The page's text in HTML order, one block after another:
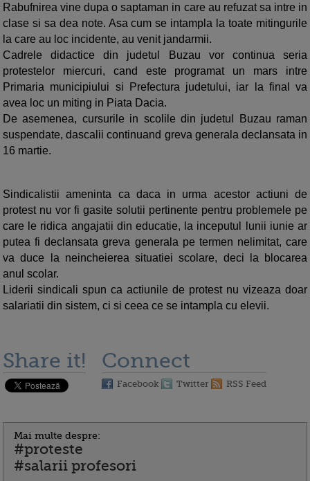
Rabufnirea vine dupa o saptaman in care au refuzat sa intre in
clase si sa dea note. Asa cum se intampla la toate mitingurile
la care au loc incidente, au venit jandarmii.
Cadrele didactice din judetul Buzau vor continua seria
protestelor miercuri, cand este programat un mars intre
Primaria municipiului si Prefectura judetului, iar la final va
avea loc un miting in Piata Dacia.
De asemenea, cursurile in scolile din judetul Buzau raman
suspendate, dascalii continuand greva generala declansata in
16 martie.
Sindicalistii ameninta ca daca in urma acestor actiuni de
protest nu vor fi gasite solutii pertinente pentru problemele pe
care le ridica angajatii din educatie, la inceputul lunii iunie ar
putea fi declansata greva generala pe termen nelimitat, care
va duce la neincheierea situatiei scolare, deci la blocarea
anul scolar.
Liderii sindicali spun ca actiunile de protest nu vizeaza doar
salariatii din sistem, ci si ceea ce se intampla cu elevii.
Share it! Connect
Facebook Twitter RSS Feed
Mai multe despre:
#proteste
#salarii profesori